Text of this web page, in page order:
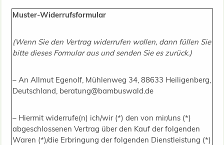
Muster-Widerrufsformular
(Wenn Sie den Vertrag widerrufen wollen, dann füllen Sie
bitte dieses Formular aus und senden Sie es zurück.)
– An Allmut Egenolf, Mühlenweg 34, 88633 Heiligenberg,
Deutschland, beratung@bambuswald.de
– Hiermit widerrufe(n) ich/wir (*) den von mir/uns (*)
abgeschlossenen Vertrag über den Kauf der folgenden
Waren (*)/die Erbringung der folgenden Dienstleistung (*)